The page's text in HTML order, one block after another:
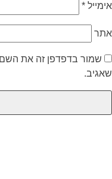
אימייל *
אתר
שמור בדפדפן זה את
שאגיב.